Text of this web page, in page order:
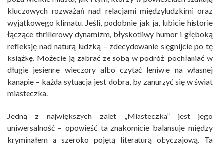
kluczowych rozważań nad relacjami międzyludzkimi oraz
wyjątkowego klimatu. Jeśli, podobnie jak ja, lubicie historie
łączące thrillerowy dynamizm, błyskotliwy humor i głęboką
refleksję nad naturą ludzką – zdecydowanie sięgnijcie po tę
książkę. Możecie ją zabrać ze sobą w podróż, pochłaniać w
długie jesienne wieczory albo czytać leniwie na własnej
kanapie – każda sytuacja jest dobra, by zanurzyć się w świat
miasteczka.
Jedną z największych zalet „Miasteczka” jest jego
uniwersalność – opowieść ta znakomicie balansuje między
kryminałem a szeroko pojętą literaturą obyczajową. Ta